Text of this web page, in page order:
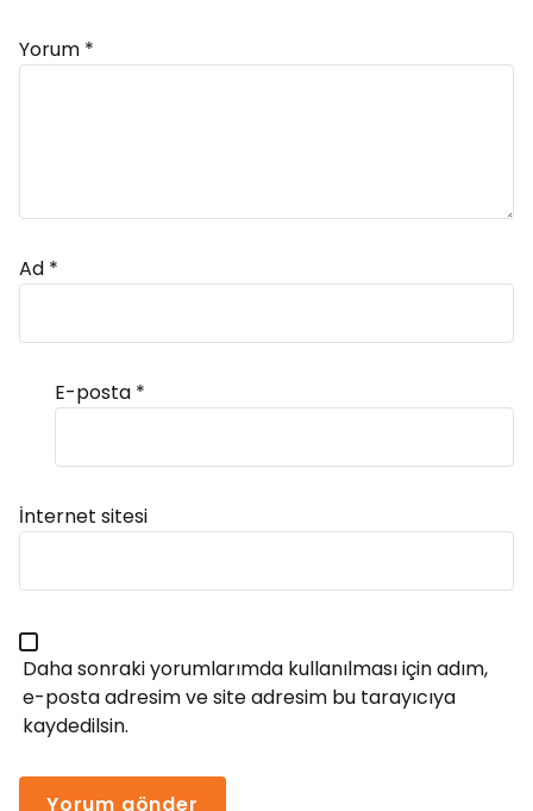
Yorum *
Ad *
E-posta *
İnternet sitesi
Daha sonraki yorumlarımda kullanılması için adım,
e-posta adresim ve site adresim bu tarayıcıya
kaydedilsin.
Alternative: